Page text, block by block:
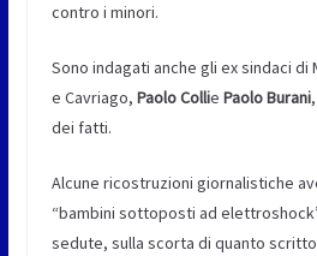
contro i minori.
Sono indagati anche gli ex sindaci di
e Cavriago, Paolo Collie Paolo Burani
dei fatti.
Alcune ricostruzioni giornalistiche
“bambini sottoposti ad
sedute, sulla scorta di quanto